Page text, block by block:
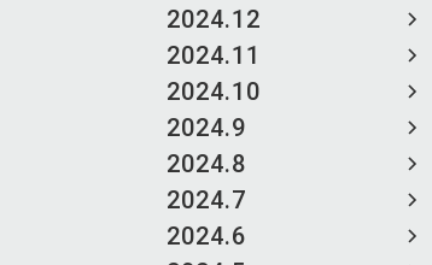
2024.12
2024.11
2024.10
2024.9
2024.8
2024.7
2024.6